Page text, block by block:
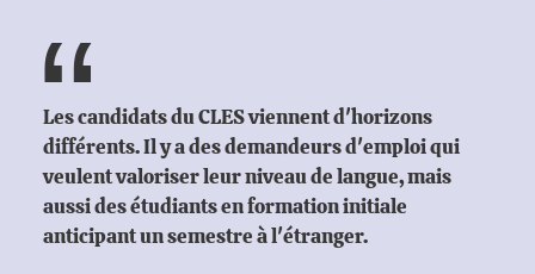
Les candidats du CLES viennent d'horizons
différents. Il y a des demandeurs d'emploi qui
veulent valoriser leur niveau de langue, mais
aussi des étudiants en formation initiale
anticipant un semestre à l'étranger.